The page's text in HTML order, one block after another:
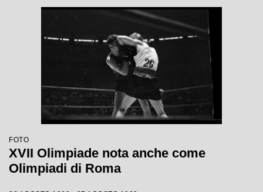
FOTO
XVII Olimpiade nota anche come
Olimpiadi di Roma